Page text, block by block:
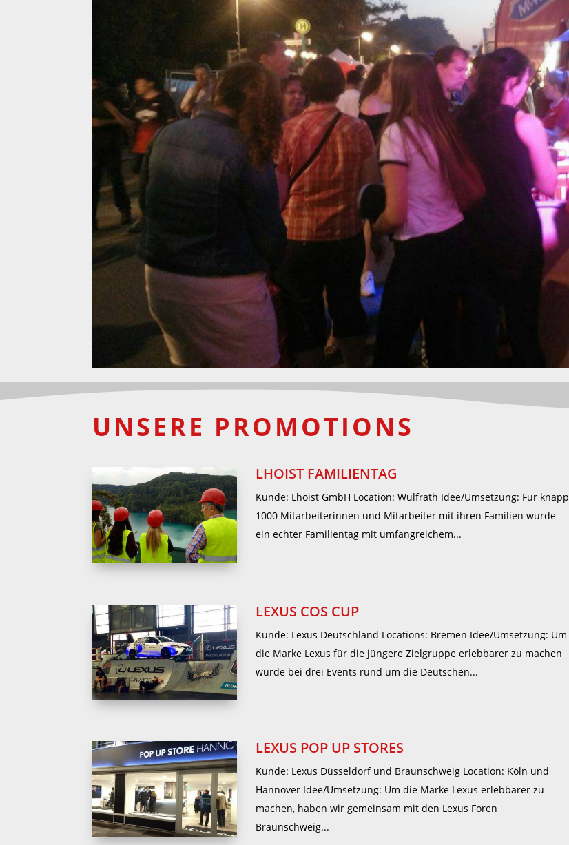
UNSERE PROMOTIONS
LHOIST FAMILIENTAG
Kunde: Lhoist GmbH Location: Wülfrath Idee/Umsetzung: Für knapp
1000 Mitarbeiterinnen und Mitarbeiter mit ihren Familien wurde
ein echter Familientag mit umfangreichem...
LEXUS COS CUP
Kunde: Lexus Deutschland Locations: Bremen Idee/Umsetzung: Um
die Marke Lexus für die jüngere Zielgruppe erlebbarer zu machen
wurde bei drei Events rund um die Deutschen...
LEXUS POP UP STORES
Kunde: Lexus Düsseldorf und Braunschweig Location: Köln und
Hannover Idee/Umsetzung: Um die Marke Lexus erlebbarer zu
machen, haben wir gemeinsam mit den Lexus Foren
Braunschweig...